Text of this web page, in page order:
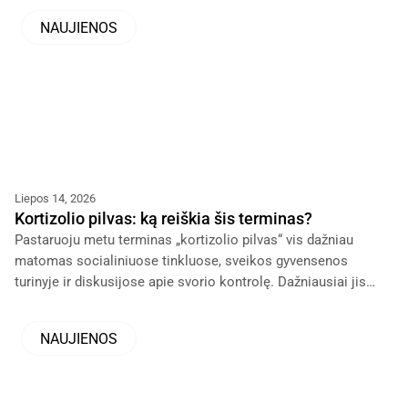
NAUJIENOS
Liepos 14, 2026
Kortizolio pilvas: ką reiškia šis terminas?
Pastaruoju metu terminas „kortizolio pilvas“ vis dažniau
matomas socialiniuose tinkluose, sveikos gyvensenos
turinyje ir diskusijose apie svorio kontrolę. Dažniausiai jis
NAUJIENOS